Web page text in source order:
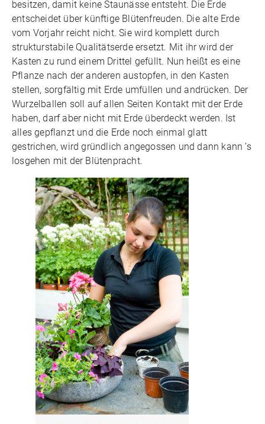
besitzen, damit keine Staunässe entsteht. Die Erde
entscheidet über künftige Blütenfreuden. Die alte Erde
vom Vorjahr reicht nicht. Sie wird komplett durch
strukturstabile Qualitätserde ersetzt. Mit ihr wird der
Kasten zu rund einem Drittel gefüllt. Nun heißt es eine
Pflanze nach der anderen austopfen, in den Kasten
stellen, sorgfältig mit Erde umfüllen und andrücken. Der
Wurzelballen soll auf allen Seiten Kontakt mit der Erde
haben, darf aber nicht mit Erde überdeckt werden. Ist
alles gepflanzt und die Erde noch einmal glatt
gestrichen, wird gründlich angegossen und dann kann ’s
losgehen mit der Blütenpracht.